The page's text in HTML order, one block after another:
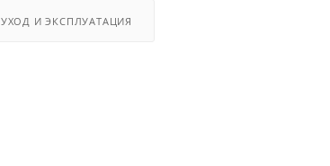
УХОД И ЭКСПЛУАТАЦИЯ